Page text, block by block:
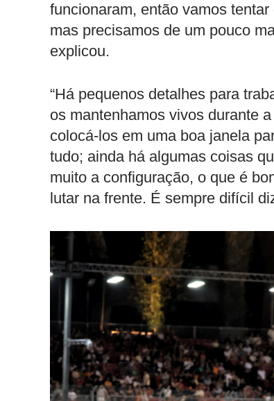
funcionaram, então vamos
mas precisamos de um pouco
explicou.
“Há pequenos detalhes para
os mantenhamos vivos durante
colocá-los em uma boa janela
tudo; ainda há algumas coisas
muito a configuração, o que é
lutar na frente. É sempre difícil